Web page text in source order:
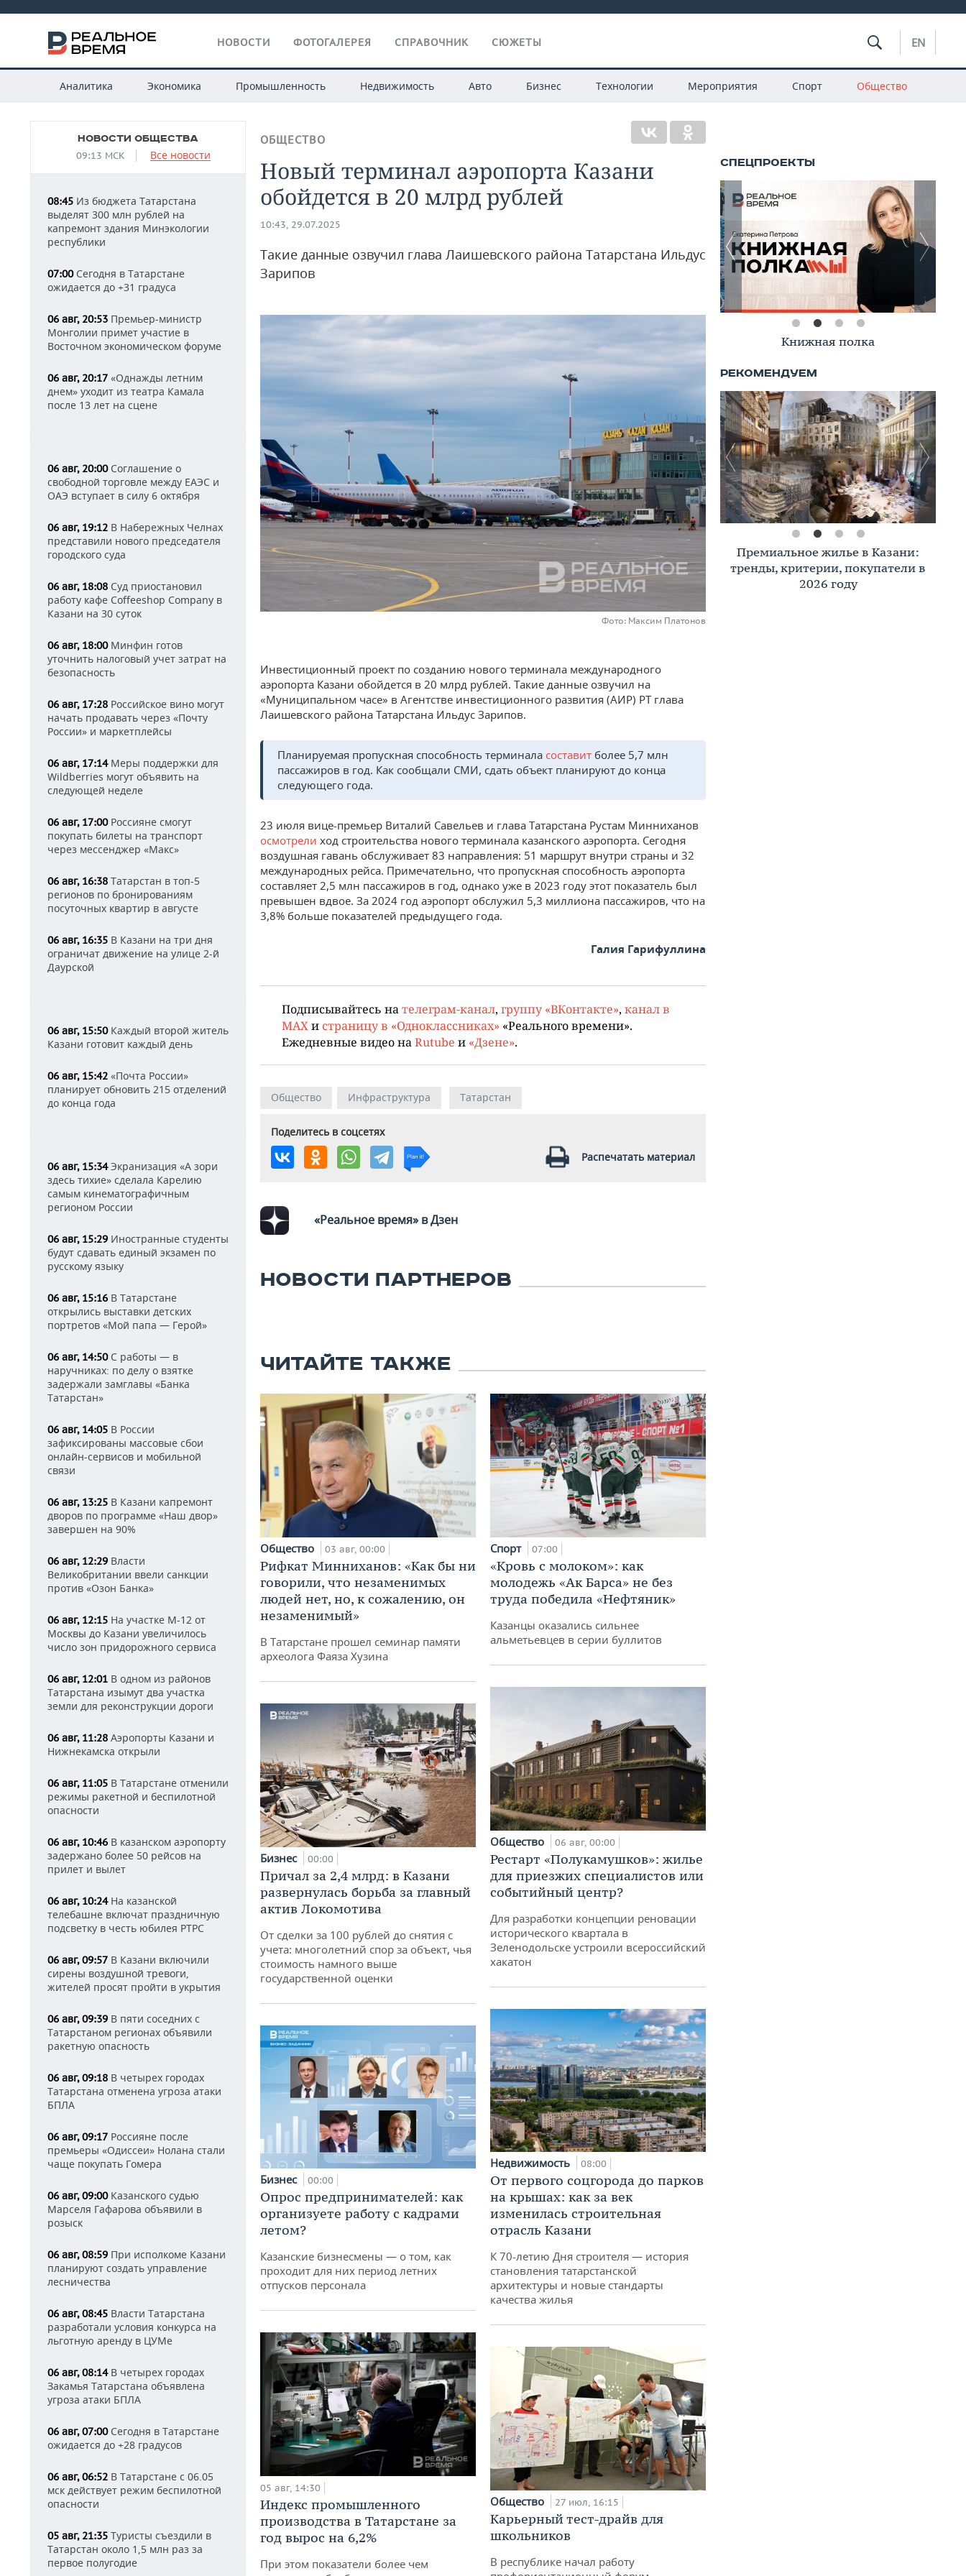
НОВОСТИ ФОТОГАЛЕРЕЯ СПРАВОЧНИК СЮЖЕТЫ EN
Аналитика Экономика Промышленность Недвижимость Авто Бизнес Технологии Мероприятия Спорт Общество
НОВОСТИ ОБЩЕСТВА
09:13 МСК Все новости
08:45 Из бюджета Татарстана
выделят 300 млн рублей на
капремонт здания Минэкологии
республики
07:00Сегодня в Татарстане
ожидается до +31 градуса
06 авг, 20:53 Премьер-министр
Монголии примет участие в
Восточном экономическом форуме
06 авг, 20:17 «Однажды летним
днем» уходит из театра Камала
после 13 лет на сцене
06 авг, 20:00Соглашение о
свободной торговле между ЕАЭС и
ОАЭ вступает в силу 6 октября
06 авг, 19:12 В Набережных Челнах
представили нового председателя
городского суда
06 авг, 18:08 Суд приостановил
работу кафе Coffeeshop Company в
Казани на 30 суток
06 авг, 18:00Минфин готов
уточнить налоговый учет затрат на
безопасность
06 авг, 17:28 Российское вино могут
начать продавать через «Почту
России» и маркетплейсы
06 авг, 17:14Меры поддержки для
Wildberries могут объявить на
следующей неделе
06 авг, 17:00Россияне смогут
покупать билеты на транспорт
через мессенджер «Макс»
06 авг, 16:38 Татарстан в топ-5
регионов по бронированиям
посуточных квартир в августе
06 авг, 16:35 В Казани на три дня
ограничат движение на улице 2-й
Даурской
06 авг, 15:50Каждый второй житель
Казани готовит каждый день
06 авг, 15:42 «Почта России»
планирует обновить 215 отделений
до конца года
06 авг, 15:34Экранизация «А зори
здесь тихие» сделала Карелию
самым кинематографичным
регионом России
06 авг, 15:29 Иностранные студенты
будут сдавать единый экзамен по
русскому языку
06 авг, 15:16 В Татарстане
открылись выставки детских
портретов «Мой папа — Герой»
06 авг, 14:50С работы — в
наручниках: по делу о взятке
задержали замглавы «Банка
Татарстан»
06 авг, 14:05 В России
зафиксированы массовые сбои
онлайн-сервисов и мобильной
связи
06 авг, 13:25 В Казани капремонт
дворов по программе «Наш двор»
завершен на 90%
06 авг, 12:29 Власти
Великобритании ввели санкции
против «Озон Банка»
06 авг, 12:15 На участке М-12 от
Москвы до Казани увеличилось
число зон придорожного сервиса
06 авг, 12:01 В одном из районов
Татарстана изымут два участка
земли для реконструкции дороги
06 авг, 11:28 Аэропорты Казани и
Нижнекамска открыли
06 авг, 11:05 В Татарстане отменили
режимы ракетной и беспилотной
опасности
06 авг, 10:46 В казанском аэропорту
задержано более 50 рейсов на
прилет и вылет
06 авг, 10:24На казанской
телебашне включат праздничную
подсветку в честь юбилея РТРС
06 авг, 09:57 В Казани включили
сирены воздушной тревоги,
жителей просят пройти в укрытия
06 авг, 09:39 В пяти соседних с
Татарстаном регионах объявили
ракетную опасность
06 авг, 09:18 В четырех городах
Татарстана отменена угроза атаки
БПЛА
06 авг, 09:17 Россияне после
премьеры «Одиссеи» Нолана стали
чаще покупать Гомера
06 авг, 09:00Казанского судью
Марселя Гафарова объявили в
розыск
06 авг, 08:59 При исполкоме Казани
планируют создать управление
лесничества
06 авг, 08:45 Власти Татарстана
разработали условия конкурса на
льготную аренду в ЦУМе
06 авг, 08:14В четырех городах
Закамья Татарстана объявлена
угроза атаки БПЛА
06 авг, 07:00Сегодня в Татарстане
ожидается до +28 градусов
06 авг, 06:52 В Татарстане с 06.05
мск действует режим беспилотной
опасности
05 авг, 21:35 Туристы съездили в
Татарстан около 1,5 млн раз за
первое полугодие
ОБЩЕСТВО
Новый терминал аэропорта Казани
обойдется в 20 млрд рублей
10:43, 29.07.2025
Такие данные озвучил глава Лаишевского района Татарстана Ильдус
Зарипов
Фото: Максим Платонов
Инвестиционный проект по созданию нового терминала международного
аэропорта Казани обойдется в 20 млрд рублей. Такие данные озвучил на
«Муниципальном часе» в Агентстве инвестиционного развития (АИР) РТ глава
Лаишевского района Татарстана Ильдус Зарипов.
Планируемая пропускная способность терминала составит более 5,7 млн
пассажиров в год. Как сообщали СМИ, сдать объект планируют до конца
следующего года.
23 июля вице-премьер Виталий Савельев и глава Татарстана Рустам Минниханов
осмотрели ход строительства нового терминала казанского аэропорта. Сегодня
воздушная гавань обслуживает 83 направления: 51 маршрут внутри страны и 32
международных рейса. Примечательно, что пропускная способность аэропорта
составляет 2,5 млн пассажиров в год, однако уже в 2023 году этот показатель был
превышен вдвое. За 2024 год аэропорт обслужил 5,3 миллиона пассажиров, что на
3,8% больше показателей предыдущего года.
Галия Гарифуллина
Подписывайтесь нателеграм-канал, группу «ВКонтакте», канал в
MAXи страницу в «Одноклассниках» «Реального времени».
Ежедневные видео наRutube и «Дзене».
Общество Инфраструктура Татарстан
Поделитесь в соцсетях
Распечатать материал
«Реальное время» в Дзен
НОВОСТИ ПАРТНЕРОВ
ЧИТАЙТЕ ТАКЖЕ
Общество 03 авг, 00:00
Рифкат Минниханов: «Как бы ни
говорили, что незаменимых
людей нет, но, к сожалению, он
незаменимый»
В Татарстане прошел семинар памяти
археолога Фаяза Хузина
Бизнес 00:00
Причал за 2,4 млрд: в Казани
развернулась борьба за главный
актив Локомотива
От сделки за 100 рублей до снятия с
учета: многолетний спор за объект, чья
стоимость намного выше
государственной оценки
Бизнес 00:00
Опрос предпринимателей: как
организуете работу с кадрами
летом?
Казанские бизнесмены — о том, как
проходит для них период летних
отпусков персонала
05 авг, 14:30
Индекс промышленного
производства в Татарстане за
год вырос на 6,2%
При этом показатели более чем
Спорт 07:00
«Кровь с молоком»: как
молодежь «Ак Барса» не без
труда победила «Нефтяник»
Казанцы оказались сильнее
альметьевцев в серии буллитов
Общество 06 авг, 00:00
Рестарт «Полукамушков»: жилье
для приезжих специалистов или
событийный центр?
Для разработки концепции реновации
исторического квартала в
Зеленодольске устроили всероссийский
хакатон
Недвижимость 08:00
От первого соцгорода до парков
на крышах: как за век
изменилась строительная
отрасль Казани
К 70-летию Дня строителя — история
становления татарстанской
архитектуры и новые стандарты
качества жилья
Общество 27 июл, 16:15
Карьерный тест-драйв для
школьников
В республике начал работу
Книжная полка
Премиальное жилье в Казани:
тренды, критерии, покупатели в
2026 году